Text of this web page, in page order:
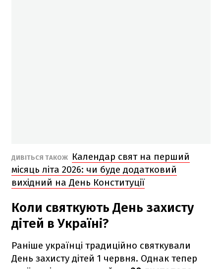
ДИВІТЬСЯ ТАКОЖ
Календар свят на перший
місяць літа 2026: чи буде додатковий
вихідний на День Конституції
Коли святкують День захисту
дітей в Україні?
Раніше українці традиційно святкували
День захисту дітей 1 червня. Однак тепер